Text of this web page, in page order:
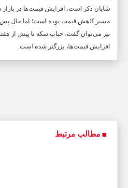
شایان ذکر است، افزایش قیمت‌ها در بازار
مسیر کاهش قیمت بوده است؛ اما حال پس
افزایش قیمت‌ها، بزرگتر شده است.
مطالب مرتبط